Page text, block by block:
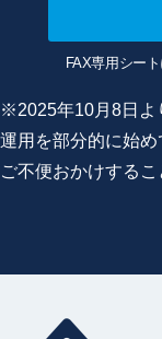
FAX専用シー
※2025年10月8日よ
運用を部分的に始め
ご不便おかけする